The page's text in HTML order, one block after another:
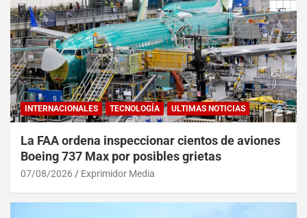
INTERNACIONALES TECNOLOGÍA ULTIMAS NOTICIAS
La FAA ordena inspeccionar cientos de aviones
Boeing 737 Max por posibles grietas
07/08/2026 Exprimidor Media